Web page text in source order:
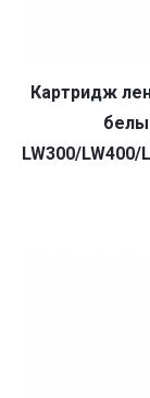
Картридж
LW300/